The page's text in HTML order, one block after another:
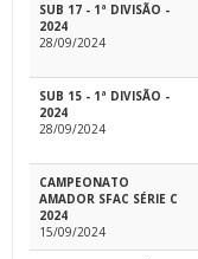
SUB 17 - 1ª DIVISÃO -
2024
28/09/2024
SUB 15 - 1ª DIVISÃO -
2024
28/09/2024
CAMPEONATO
AMADOR SFAC SÉRIE C
2024
15/09/2024